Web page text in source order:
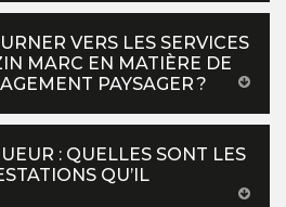
VERS LES SERVICES
MARC EN MATIÈRE DE
PAYSAGER ?
: QUELLES SONT LES
QU’IL